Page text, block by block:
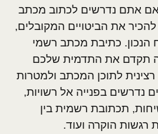
אם אתם נדרשים לכתוב מכתב
את הביטויים המקובלים,
הנכון. כתיבת מכתב רשמי
תקדם את התדמית שלכם
לתוכן המכתב ולמטרות
נדרשים בפנייה אל רשויות,
תכתובת רשמית בין
רגשות הוקרה ועוד.